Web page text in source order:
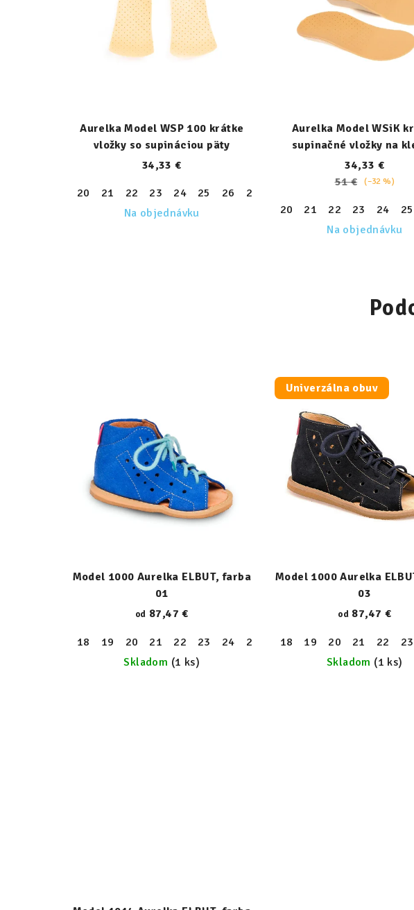
Aurelka Model WSP 100 krátke
vložky so supináciou päty
34,33 €
20
21 22 23 24 25 26 27
Na objednávku
Aurelka Model WSiK
supinačné vložky na
34,33 €
51 €
(–32 %)
20 21 22 23 24 25
Na objednávku
Model 1000 Aurelka ELBUT, farba
01
od 87,47 €
18 19 20 21 22 23 24 25 26 27 28 29
30
Skladom (1 ks)
Univerzálna obuv
Model 1000 Aurelka
03
od 87,47 €
18 19 20 21 22 23
Skladom (1 ks)